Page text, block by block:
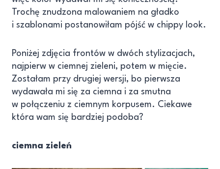
Trochę znudzona malowaniem na gładko
i szablonami postanowiłam pójść w chippy look.
Poniżej zdjęcia frontów w dwóch stylizacjach,
najpierw w ciemnej zieleni, potem w mięcie.
Zostałam przy drugiej wersji, bo pierwsza
wydawała mi się za ciemna i za smutna
w połączeniu z ciemnym korpusem. Ciekawe
która wam się bardziej podoba?
ciemna zieleń